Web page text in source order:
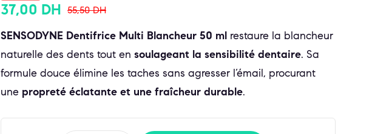
55,50DH
37,00 DH
SENSODYNE Dentifrice Multi Blancheur 50 ml restaure la blancheur
naturelle des dents tout en soulageant la sensibilité dentaire. Sa
formule douce élimine les taches sans agresser l’émail, procurant
une propreté éclatante et une fraîcheur durable.